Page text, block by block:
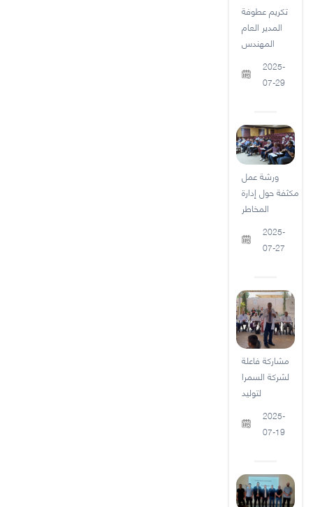
تكريم عطوفة
المدير العام
المهندس
2025-
07-29
ورشة عمل
مكثفة حول إدارة
المخاطر
2025-
07-27
مشاركة فاعلة
لشركة السمرا
لتوليد
2025-
07-19